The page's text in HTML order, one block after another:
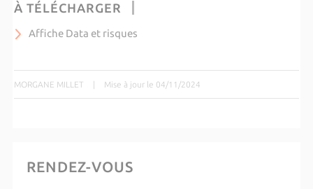
À TÉLÉCHARGER
Affiche Data et risques
MORGANE MILLET | Mise à jour le 04/11/2024
RENDEZ-VOUS